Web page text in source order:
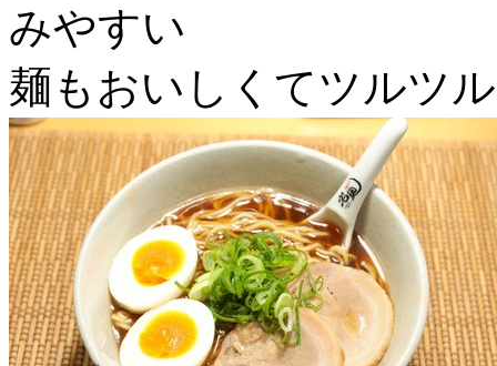
みやすい
麺もおいしくてツルツ